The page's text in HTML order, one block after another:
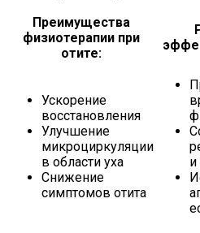
Преимущества
физиотерапии при
отите:
Ускорение
восстановления
Улучшение
микроциркуляции
в области уха
Снижение
симптомов отита
и